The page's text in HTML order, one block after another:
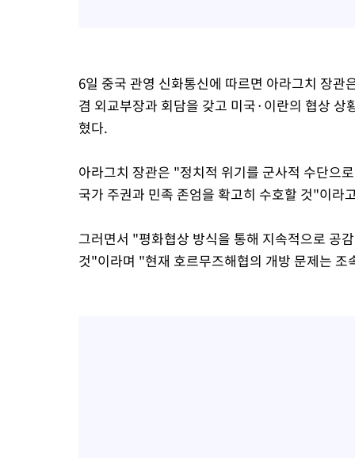
6일 중국 관영 신화통신에 따르면 아라그치 장
겸 외교부장과 회담을 갖고 미국·이란의 협상
혔다.
아라그치 장관은 "정치적 위기를 군사적 수단으
국가 주권과 민족 존엄을 확고히 수호할 것"이라
그러면서 "평화협상 방식을 통해 지속적으로 공
것"이라며 "현재 호르무즈해협의 개방 문제는